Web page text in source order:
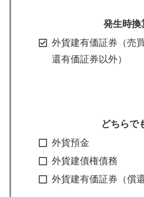
発生時換
外貨建有価証券（売
還有価証券以外）
どちらで
外貨預金
外貨建債権債務
外貨建有価証券（償